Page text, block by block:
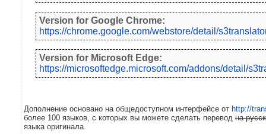
Version for Google Chrome:
https://chrome.google.com/webstore/detail/
Version for Microsoft Edge:
https://microsoftedge.microsoft.com/addons/detail/
Дополнение основано на общедоступном интерфейсе от http://
более 100 языков, с которых вы можете сделать перевод на
языка оригинала.